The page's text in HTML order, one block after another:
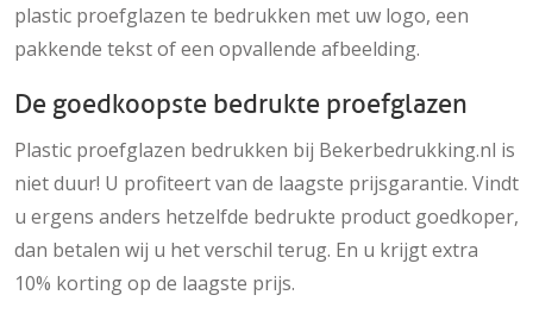
plastic proefglazen te bedrukken met uw logo, een
pakkende tekst of een opvallende afbeelding.
De goedkoopste bedrukte proefglazen
Plastic proefglazen bedrukken bij Bekerbedrukking.nl is
niet duur! U profiteert van de laagste prijsgarantie. Vindt
u ergens anders hetzelfde bedrukte product goedkoper,
dan betalen wij u het verschil terug. En u krijgt extra
10% korting op de laagste prijs.